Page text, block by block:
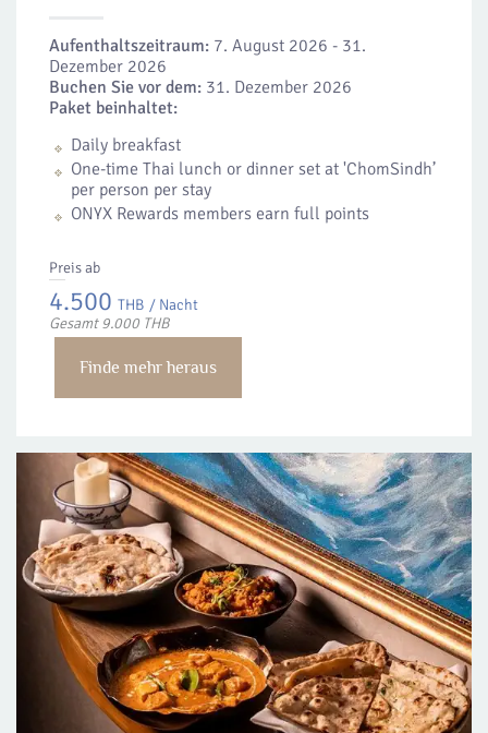
Aufenthaltszeitraum: 7. August 2026 - 31.
Dezember 2026
Buchen Sie vor dem: 31. Dezember 2026
Paket beinhaltet:
Daily breakfast
One-time Thai lunch or dinner set at 'ChomSindh’
per person per stay
ONYX Rewards members earn full points
Preis ab
4.500 THB / Nacht
Gesamt 9.000 THB
Finde mehr heraus